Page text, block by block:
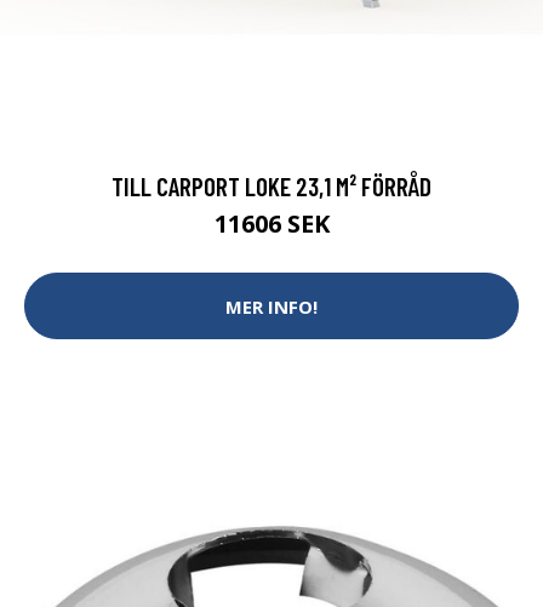
TILL CARPORT LOKE 23,1 M² FÖRRÅD
11606 SEK
MER INFO!